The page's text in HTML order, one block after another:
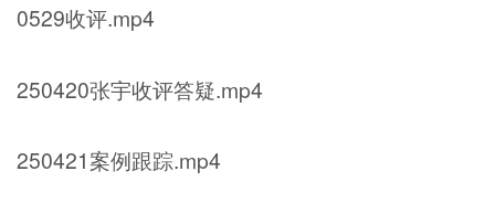
0529收评.mp4
250420张宇收评答疑.mp4
250421案例跟踪.mp4